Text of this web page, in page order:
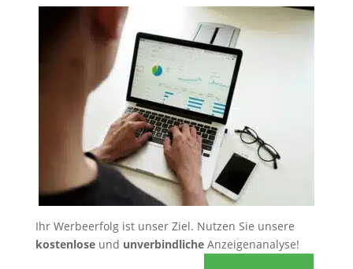
Ihr Werbeerfolg ist unser Ziel. Nutzen Sie unsere
kostenloseund unverbindlicheAnzeigenanalyse!